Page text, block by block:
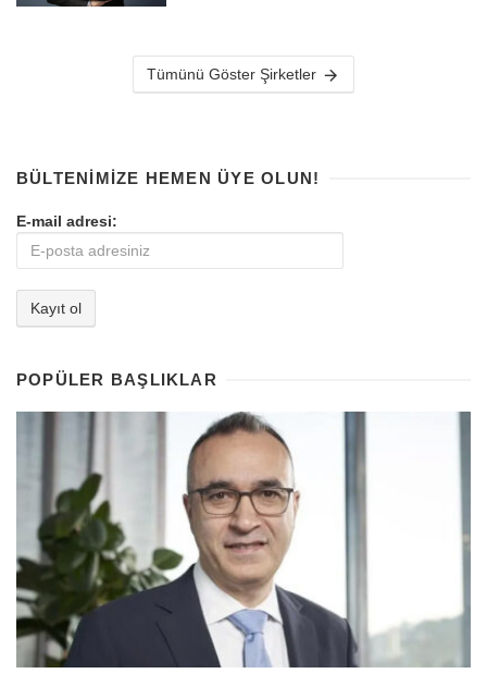
Tümünü Göster Şirketler
BÜLTENIMIZE HEMEN ÜYE OLUN!
E-mail adresi:
POPÜLER BAŞLIKLAR